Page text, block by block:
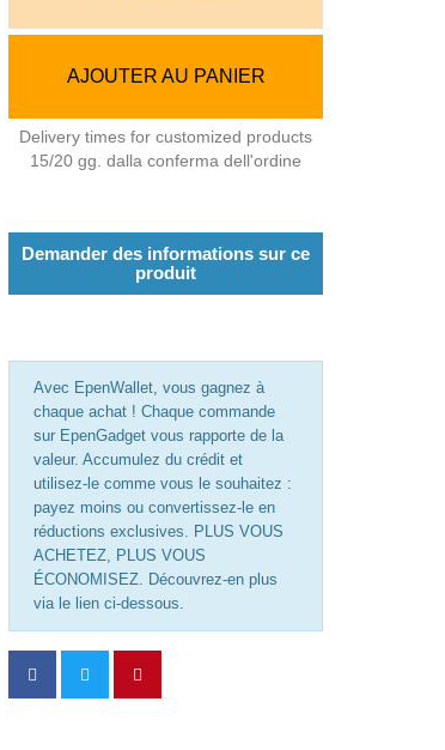
AJOUTER AU PANIER
Delivery times for customized products
15/20 gg. dalla conferma dell'ordine
Demander des informations sur ce
produit
Avec EpenWallet, vous gagnez à
chaque achat ! Chaque commande
sur EpenGadget vous rapporte de la
valeur. Accumulez du crédit et
utilisez-le comme vous le souhaitez :
payez moins ou convertissez-le en
réductions exclusives. PLUS VOUS
ACHETEZ, PLUS VOUS
ÉCONOMISEZ. Découvrez-en plus
via le lien ci-dessous.